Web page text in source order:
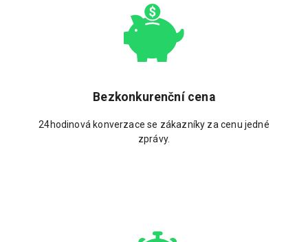
Bezkonkurenční cena
24hodinová konverzace se zákazníky za cenu jedné
zprávy.